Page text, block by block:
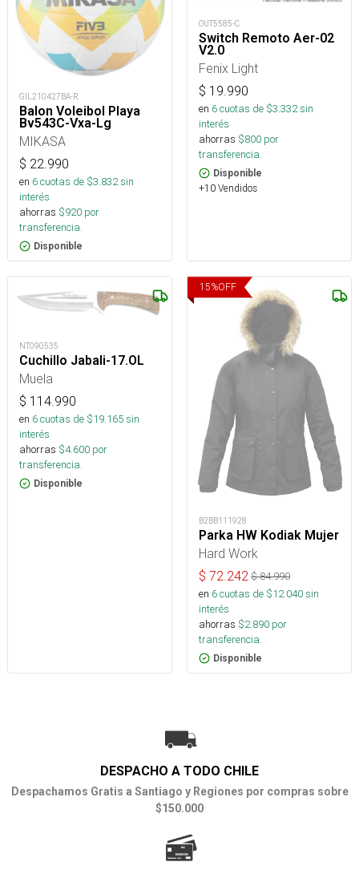
GIL210427BA-R
Balon Voleibol Playa
Bv543C-Vxa-Lg
MIKASA
$ 22.990
en 6cuotas de $3.832sin
interés
ahorras $920 por
transferencia.
Disponible
OUT5585-C
Switch Remoto Aer-02
V2.0
Fenix Light
$ 19.990
en 6cuotas de $3.332sin
interés
ahorras $800 por
transferencia.
Disponible
+10 Vendidos
NT090535
Cuchillo Jabali-17.OL
Muela
$ 114.990
en 6cuotas de $19.165sin
interés
ahorras $4.600 por
transferencia.
Disponible
15%OFF
B2BB111928
Parka HW Kodiak Mujer
Hard Work
$ 72.242 $84.990
en 6cuotas de $12.040sin
interés
ahorras $2.890 por
transferencia.
Disponible
DESPACHO A TODO CHILE
Despachamos Gratis a Santiago y Regiones por compras sobre
$150.000